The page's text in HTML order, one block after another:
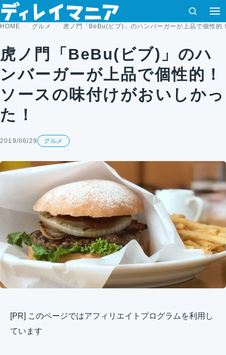
コンテンツへスキップ
検索
HOME グルメ 虎ノ門「BeBu(ビブ)」のハンバーガーが上品で個性的
虎ノ門「BeBu(ビブ)」のハ
ンバーガーが上品で個性的！
ソースの味付けがおいしかっ
た！
2019/06/29 グルメ
[PR] このページではアフィリエイトプログラムを利用し
ています